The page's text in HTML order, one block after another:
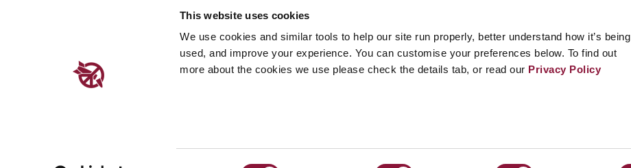
This website uses cookies
We use cookies and similar tools to help our site run properly, better understand how it’s being
used, and improve your experience. You can customise your preferences below. To find out
more about the cookies we use please check the details tab, or read our Privacy Policy
This website was made possible thanks to the generous support of New Zealand and Swiss
Loterie Romande.